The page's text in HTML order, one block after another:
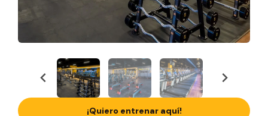
¡Quiero entrenar aquí!